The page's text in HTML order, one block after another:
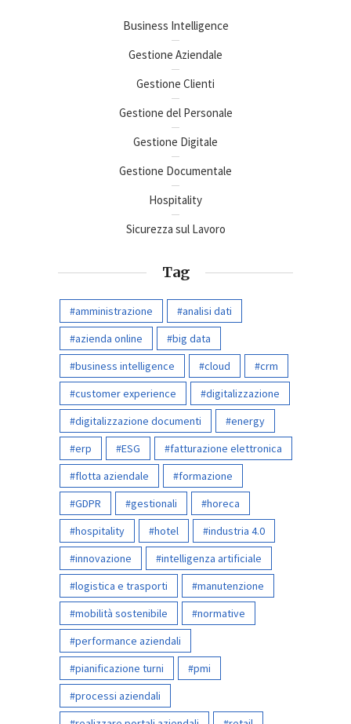
Business Intelligence
Gestione Aziendale
Gestione Clienti
Gestione del Personale
Gestione Digitale
Gestione Documentale
Hospitality
Sicurezza sul Lavoro
Tag
amministrazione
analisi dati
azienda online
big data
business intelligence
cloud
crm
customer experience
digitalizzazione
digitalizzazione documenti
energy
erp
ESG
fatturazione elettronica
flotta aziendale
formazione
GDPR
gestionali
horeca
hospitality
hotel
industria 4.0
innovazione
intelligenza artificiale
logistica e trasporti
manutenzione
mobilità sostenibile
normative
performance aziendali
pianificazione turni
pmi
processi aziendali